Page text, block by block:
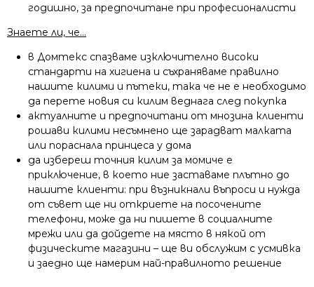
годишно, за предпочитане при професионалисти
Знаете ли, че…
в Домтекс спазваме изключително високи
стандарти на хигиена и съхраняваме правилно
нашите килими и пътеки, така че не е необходимо
да перете новия си килим веднага след покупка
актуалните и предпочитани от мнозина клиенти
рошави килими несъмнено ще зарадват малката
или пораснала принцеса у дома
да избереш точния килим за момиче е
приключение, в което ние заставаме плътно до
нашите клиенти: при възникнали въпроси и нужда
от съвет ще ни откриете на посочените
телефони, може да ни пишете в социалните
мрежи или да дойдете на място в някой от
физическите магазини – ще ви обслужим с усмивка
и заедно ще намерим най-правилното решение